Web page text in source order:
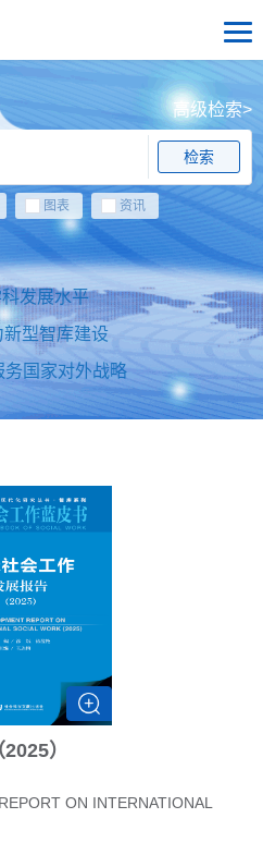
检索
高级检索>
图表 资讯
发展水平
新型智库建设
务国家对外战略
）
ON INTERNATIONAL